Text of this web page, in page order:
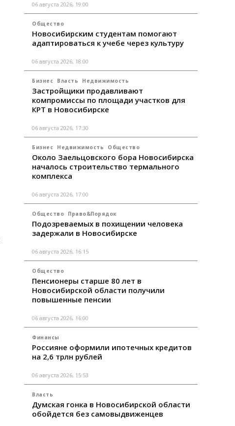
06 августа 2026, 19:00
Общество
Новосибирским студентам помогают
адаптироваться к учебе через культуру
06 августа 2026, 18:00
Бизнес Власть Недвижимость
Застройщики продавливают
компромиссы по площади участков для
КРТ в Новосибирске
06 августа 2026, 17:30
Бизнес Недвижимость Общество
Около Заельцовского бора Новосибирска
началось строительство термального
комплекса
06 августа 2026, 17:00
Общество Право&Порядок
Подозреваемых в похищении человека
задержали в Новосибирске
06 августа 2026, 16:15
Общество
Пенсионеры старше 80 лет в
Новосибирской области получили
повышенные пенсии
06 августа 2026, 16:00
Финансы
Россияне оформили ипотечных кредитов
на 2,6 трлн рублей
06 августа 2026, 15:53
Власть
Думская гонка в Новосибирской области
обойдется без самовыдвиженцев